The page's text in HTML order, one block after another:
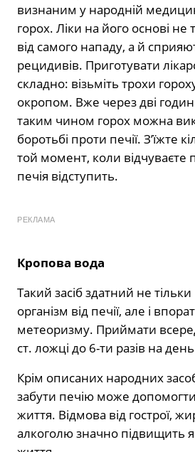
визнаним у народній
горох. Ліки на його основі не
від самого нападу, а й
рецидивів. Приготувати
складно: візьміть трохи
окропом. Вже через дві
таким чином горох можна
боротьбі проти печії. З’їжте
той момент, коли відчуваєте
печія відступить.
РЕКЛАМА
Кропова вода
Такий засіб здатний не
організм від печії, але і
метеоризму. Приймати
ст. ложці до 6-ти разів на
Крім описаних народних
забути печію може
життя. Відмова від гострої,
алкоголю значно підвищить